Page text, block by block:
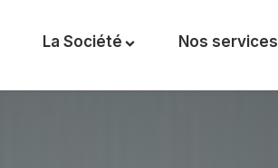
La Société Nos services